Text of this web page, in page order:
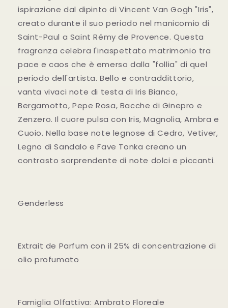
ispirazione dal dipinto di Vincent Van Gogh "Iris",
creato durante il suo periodo nel manicomio di
Saint-Paul a Saint Rémy de Provence. Questa
fragranza celebra l'inaspettato matrimonio tra
pace e caos che è emerso dalla "follia" di quel
periodo dell'artista. Bello e contraddittorio,
vanta vivaci note di testa di Iris Bianco,
Bergamotto, Pepe Rosa, Bacche di Ginepro e
Zenzero. Il cuore pulsa con Iris, Magnolia, Ambra e
Cuoio. Nella base note legnose di Cedro, Vetiver,
Legno di Sandalo e Fave Tonka creano un
contrasto sorprendente di note dolci e piccanti.
Genderless
Extrait de Parfum con il 25% di concentrazione di
olio profumato
Famiglia Olfattiva: Ambrato Floreale